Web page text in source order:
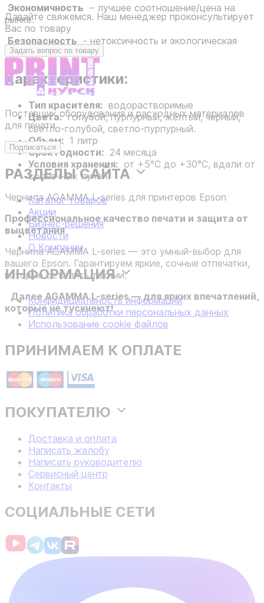
Экономичность – лучшее соотношение/цена на
рынке.
Безопасность - нетоксичность и экологическая
безопасность
Характеристики:
Тип красителя: водорастворимые
Цвета:голубой, пурпурный, желтый, черный,
светло-голубой, светло-пурпурный.
Объем: 1 литр
Срок годности: 24 месяца
Условия хранения: от +5°С до +30°С, вдали от
солнечных лучей.
Чернила AGAMMA L-series для принтеров Epson
Профессиональное качество печати и защита от
выцветания
Чернила AGAMMA L-series — это умный-выбор для
вашего Epson. Гарантируем яркие, сочные отпечатки,
которые остались такими.
Далее AGAMMA L-series — для ярких впечатлений,
которые не тускнеют!
Давайте свяжемся. Наш менеджер проконсультирует
Вас по товару
Задать вопрос по товару
Поставщик оборудования и расходных материалов
для печати
Подписаться
РАЗДЕЛЫ САЙТА
Каталог товаров
Акции
Бизнес-решения
Новости
О Компании
ИНФОРМАЦИЯ
Конфидициальность информации
Политика обработки персональных данных
Использование cookie файлов
ПРИНИМАЕМ К ОПЛАТЕ
ПОКУПАТЕЛЮ
Доставка и оплата
Написать жалобу
Написать руководителю
Сервисный центр
Контакты
СОЦИАЛЬНЫЕ СЕТИ